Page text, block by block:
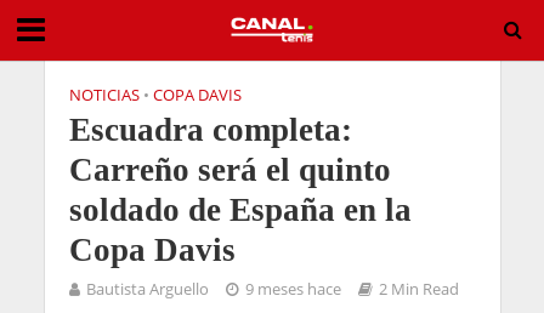
NOTICIAS • COPA DAVIS
Escuadra completa:
Carreño será el quinto
soldado de España en la
Copa Davis
Bautista Arguello 9 meses hace 2 Min Read